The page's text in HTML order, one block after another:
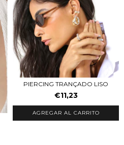
PIERCING TRANÇADO LISO
€11,23
AGREGAR AL CARRITO